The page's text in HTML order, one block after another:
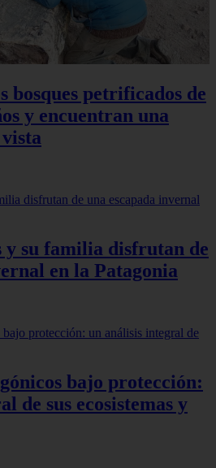
bosques petrificados de
y encuentran una
y su familia disfrutan de
en la Patagonia
bajo protección:
de sus ecosistemas y